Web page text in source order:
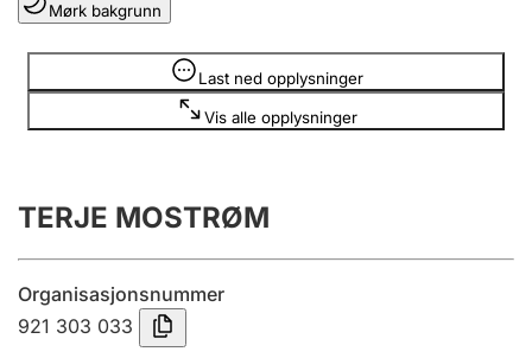
Lag og forening
Registrere, endre, slette
Årsregnskap
Innsending og forsinkelsesgebyr
Tinglysing
Mørk bakgrunn
Last ned opplysninger
Vis alle opplysninger
Opplysninger er skjult
TERJE MOSTRØM
Organisasjonsnummer
921 303 033